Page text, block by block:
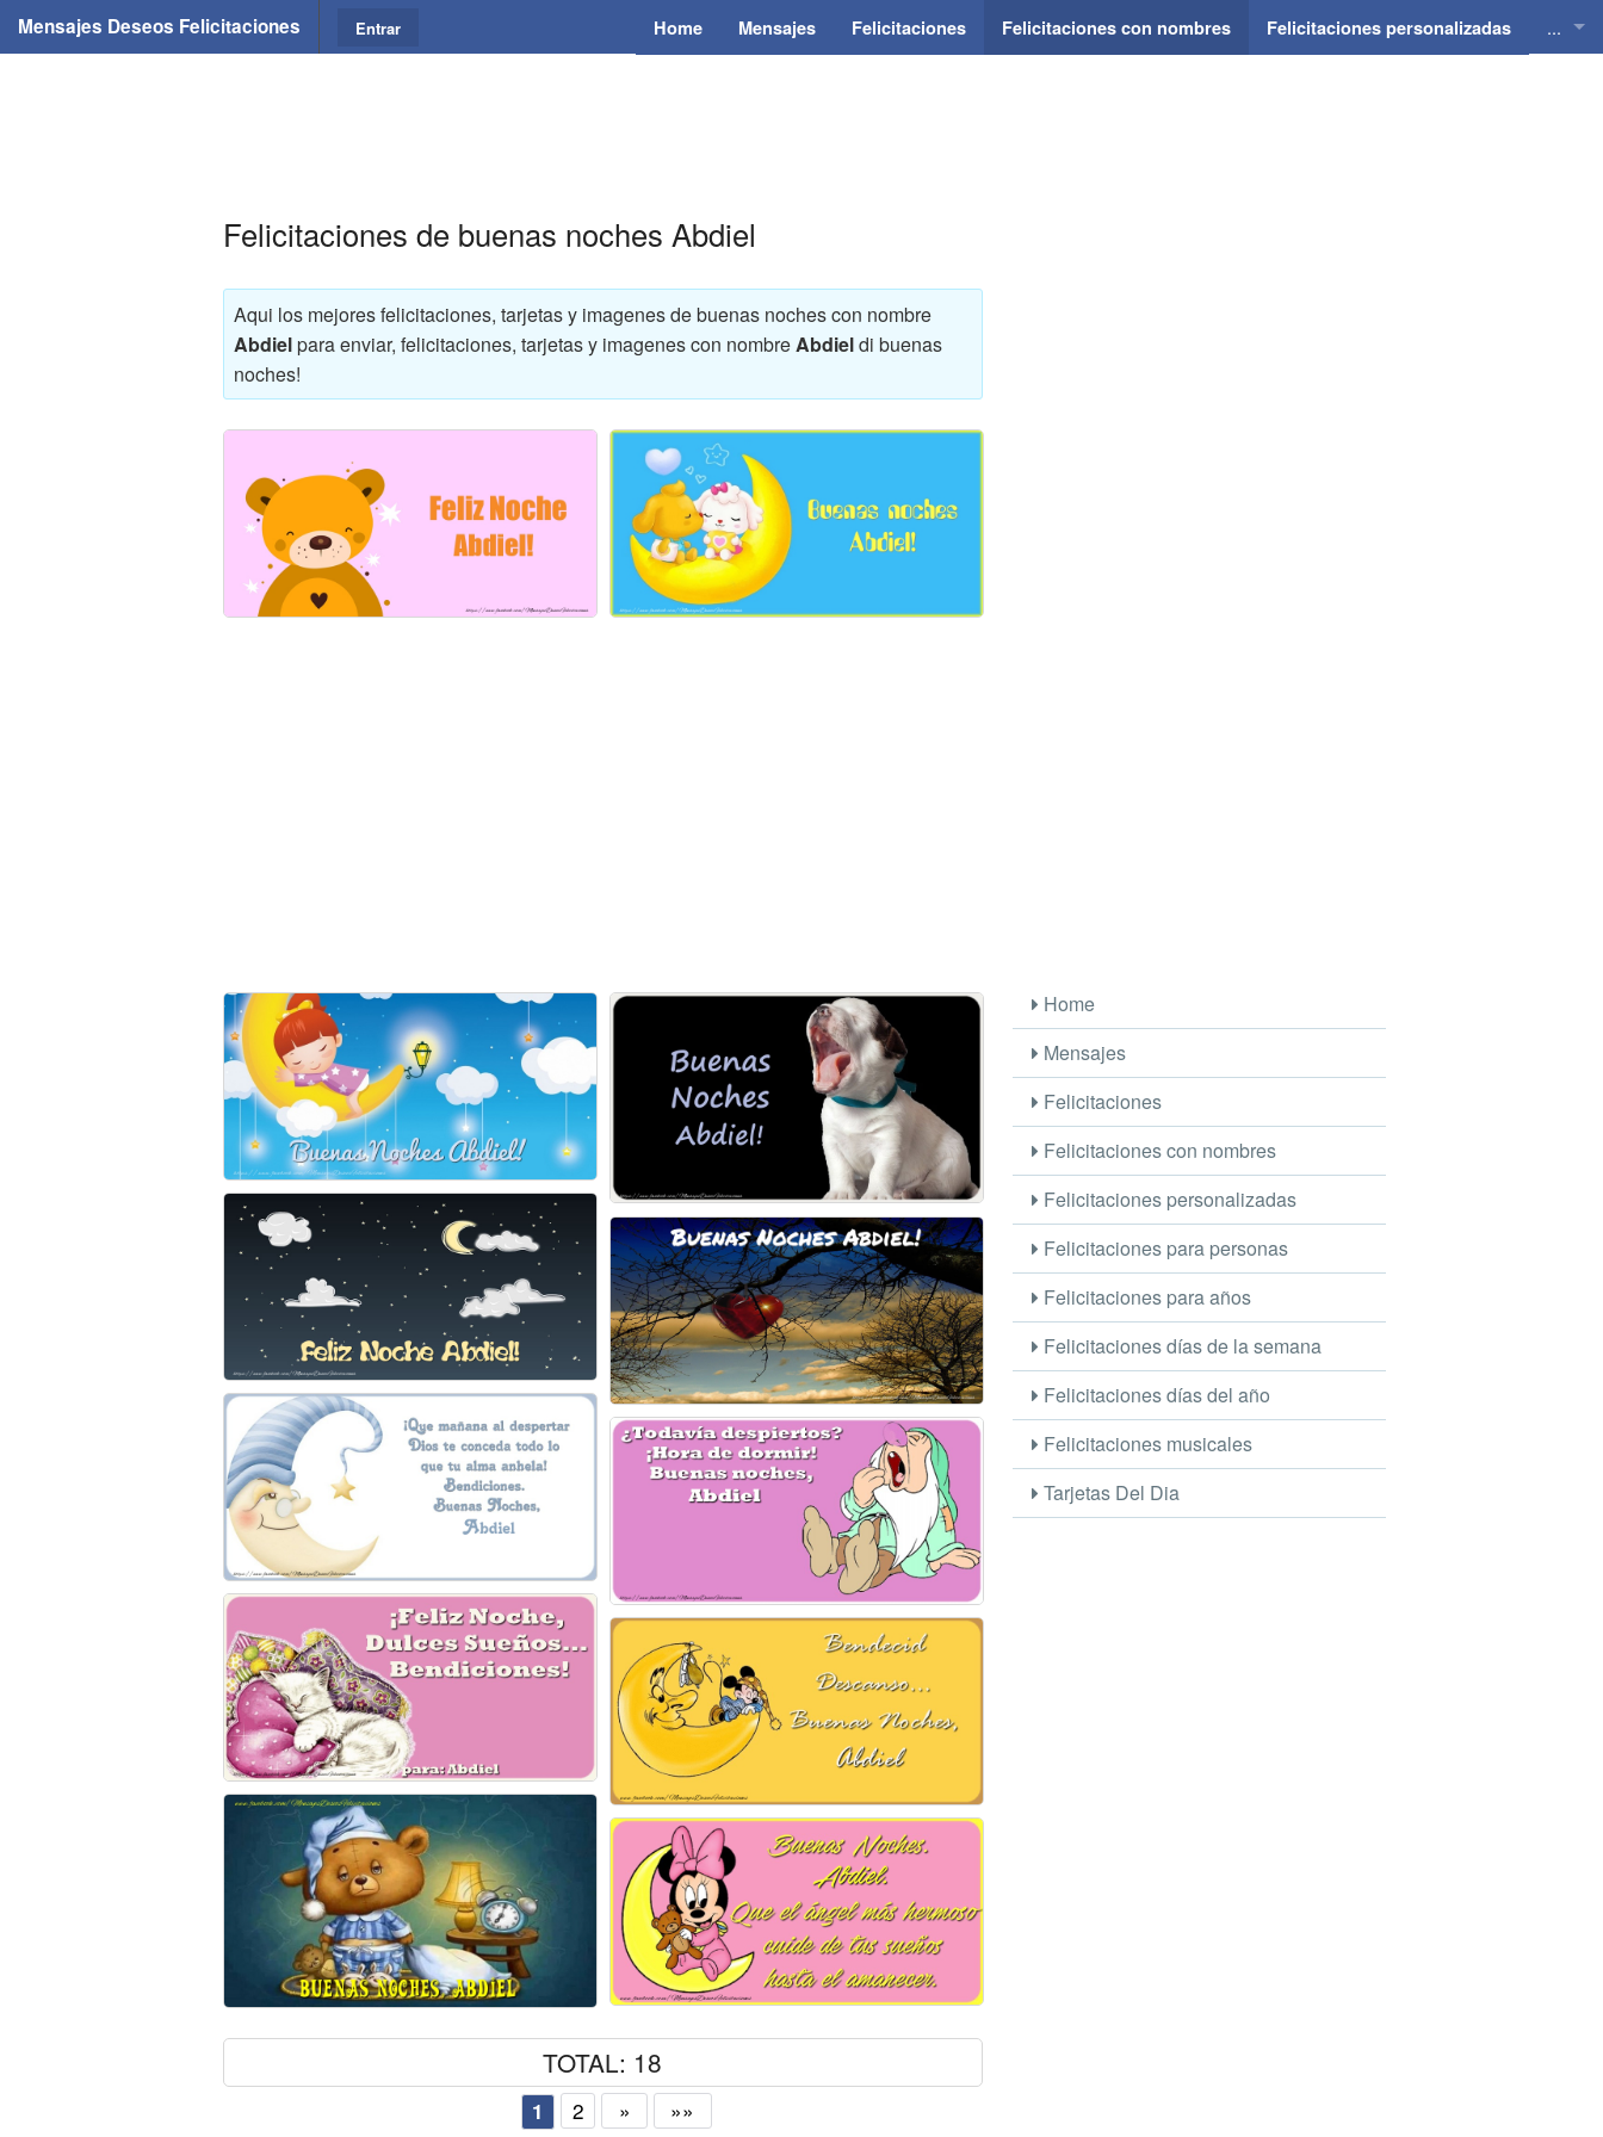
Mensajes Deseos Felicitaciones Home Mensajes Felicitaciones Felicitaciones con nombres Felicitaciones personalizadas ...
Entrar
Felicitaciones de buenas noches Abdiel
Aqui los mejores felicitaciones, tarjetas y imagenes de buenas noches con nombre
Abdielpara enviar, felicitaciones, tarjetas y imagenes con nombre Abdieldi buenas
noches!
TOTAL: 18
1 2 » »»
Home
Mensajes
Felicitaciones
Felicitaciones con nombres
Felicitaciones personalizadas
Felicitaciones para personas
Felicitaciones para años
Felicitaciones días de la semana
Felicitaciones días del año
Felicitaciones musicales
Tarjetas Del Dia